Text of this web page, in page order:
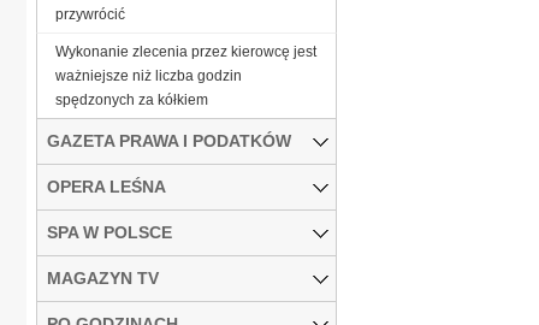
przywrócić
Wykonanie zlecenia przez kierowcę jest
ważniejsze niż liczba godzin
spędzonych za kółkiem
GAZETA PRAWA I PODATKÓW
OPERA LEŚNA
SPA W POLSCE
MAGAZYN TV